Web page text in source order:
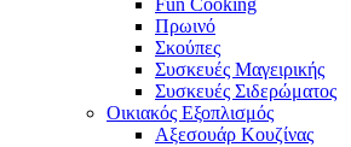
Fun Cooking
Πρωινό
Σκούπες
Συσκευές Μαγειρικής
Συσκευές Σιδερώματος
Οικιακός Εξοπλισμός
Αξεσουάρ Κουζίνας